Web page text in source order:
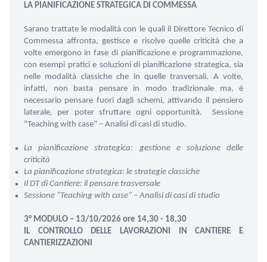
LA PIANIFICAZIONE STRATEGICA DI COMMESSA
Sarano trattate le modalità con le quali il Direttore Tecnico di
Commessa affronta, gestisce e risolve quelle criticità che a
volte emergono in fase di pianificazione e programmazione,
con esempi pratici e soluzioni di pianificazione strategica, sia
nelle modalità classiche che in quelle trasversali. A volte,
infatti, non basta pensare in modo tradizionale ma, è
necessario pensare fuori dagli schemi, attivando il pensiero
laterale, per poter sfruttare ogni opportunità.
Sessione
"Teaching with case" – Analisi di casi di studio.
La pianificazione strategica: gestione e soluzione delle
criticità
La pianificazione strategica: le strategie classiche
Il DT di Cantiere: il pensare trasversale
Sessione "Teaching with case" – Analisi di casi di studio
3° MODULO – 13/10/2026 ore 14,30 - 18,30
IL CONTROLLO DELLE LAVORAZIONI IN CANTIERE E
CANTIERIZZAZIONI